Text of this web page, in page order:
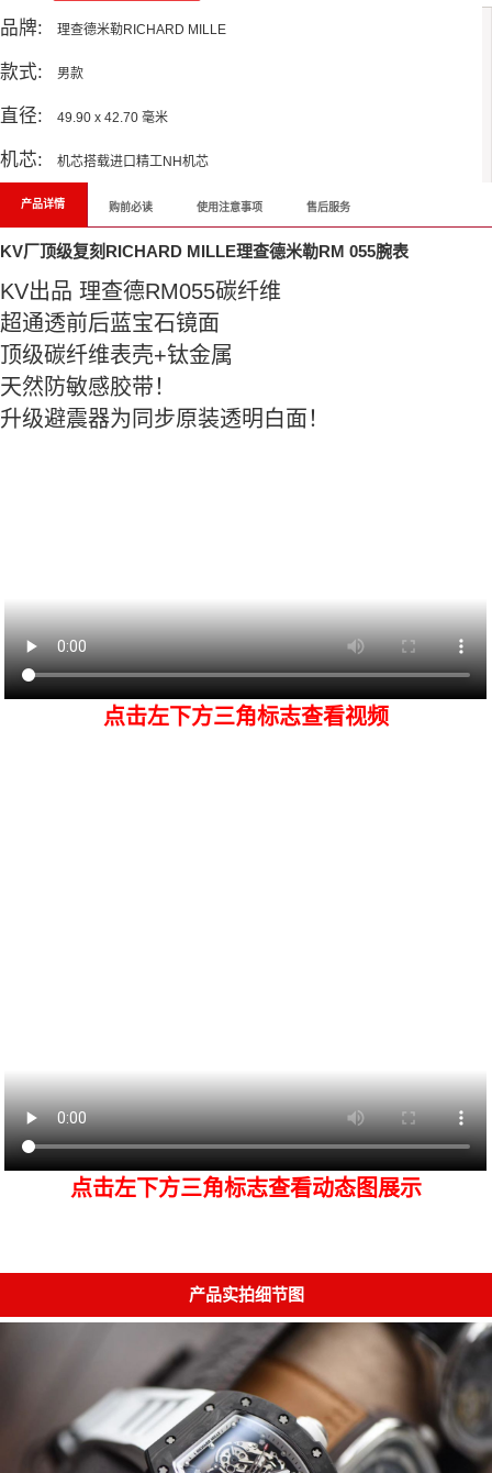
品牌: 理查德米勒RICHARD MILLE
款式: 男款
直径: 49.90 x 42.70 毫米
机芯: 机芯搭载进口精工NH机芯
产品详情 购前必读 使用注意事项 售后服务
KV厂顶级复刻RICHARD MILLE理查德米勒RM 055腕表
KV出品 理查德RM055碳纤维
超通透前后蓝宝石镜面
顶级碳纤维表壳+钛金属
天然防敏感胶带！
升级避震器为同步原装透明白面！
点击左下方三角标志查看视频
点击左下方三角标志查看动态图展示
产品实拍细节图